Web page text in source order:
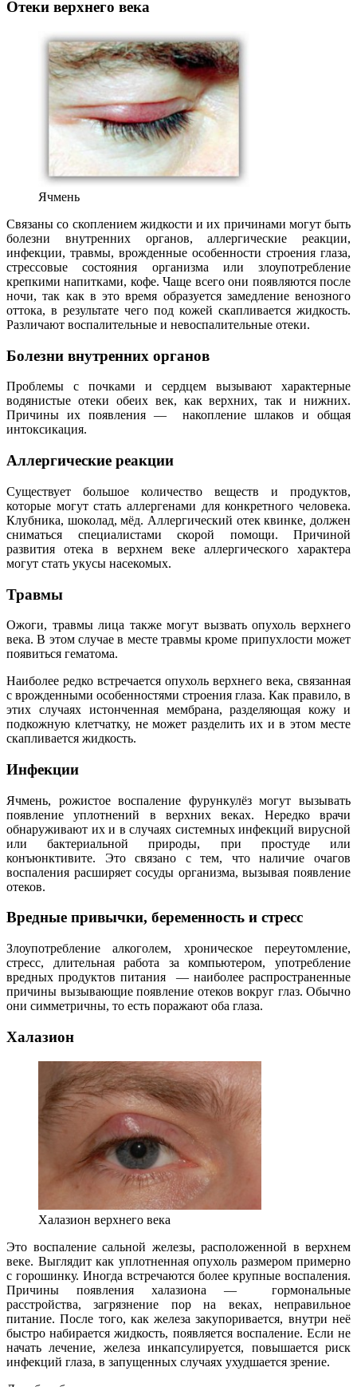
Отеки верхнего века
Ячмень
Связаны со скоплением жидкости и их причинами могут быть
болезни внутренних органов, аллергические реакции,
инфекции, травмы, врожденные особенности строения глаза,
стрессовые состояния организма или злоупотребление
крепкими напитками, кофе. Чаще всего они появляются после
ночи, так как в это время образуется замедление венозного
оттока, в результате чего под кожей скапливается жидкость.
Различают воспалительные и невоспалительные отеки.
Болезни внутренних органов
Проблемы с почками и сердцем вызывают характерные
водянистые отеки обеих век, как верхних, так и нижних.
Причины их появления — накопление шлаков и общая
интоксикация.
Аллергические реакции
Существует большое количество веществ и продуктов,
которые могут стать аллергенами для конкретного человека.
Клубника, шоколад, мёд. Аллергический отек квинке, должен
сниматься специалистами скорой помощи. Причиной
развития отека в верхнем веке аллергического характера
могут стать укусы насекомых.
Травмы
Ожоги, травмы лица также могут вызвать опухоль верхнего
века. В этом случае в месте травмы кроме припухлости может
появиться гематома.
Наиболее редко встречается опухоль верхнего века, связанная
с врожденными особенностями строения глаза. Как правило, в
этих случаях истонченная мембрана, разделяющая кожу и
подкожную клетчатку, не может разделить их и в этом месте
скапливается жидкость.
Инфекции
Ячмень, рожистое воспаление фурункулёз могут вызывать
появление уплотнений в верхних веках. Нередко врачи
обнаруживают их и в случаях системных инфекций вирусной
или бактериальной природы, при простуде или
конъюнктивите. Это связано с тем, что наличие очагов
воспаления расширяет сосуды организма, вызывая появление
отеков.
Вредные привычки, беременность и стресс
Злоупотребление алкоголем, хроническое переутомление,
стресс, длительная работа за компьютером, употребление
вредных продуктов питания — наиболее распространенные
причины вызывающие появление отеков вокруг глаз. Обычно
они симметричны, то есть поражают оба глаза.
Халазион
Халазион верхнего века
Это воспаление сальной железы, расположенной в верхнем
веке. Выглядит как уплотненная опухоль размером примерно
с горошинку. Иногда встречаются более крупные воспаления.
Причины появления халазиона — гормональные
расстройства, загрязнение пор на веках, неправильное
питание. После того, как железа закупоривается, внутри неё
быстро набирается жидкость, появляется воспаление. Если не
начать лечение, железа инкапсулируется, повышается риск
инфекций глаза, в запущенных случаях ухудшается зрение.